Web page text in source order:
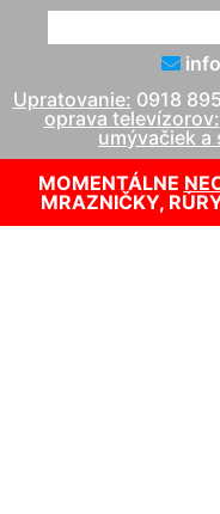
Upratovanie: 0918
oprava televízorov:
umývačiek a
MOMENTÁLNE
MRAZNIČKY,